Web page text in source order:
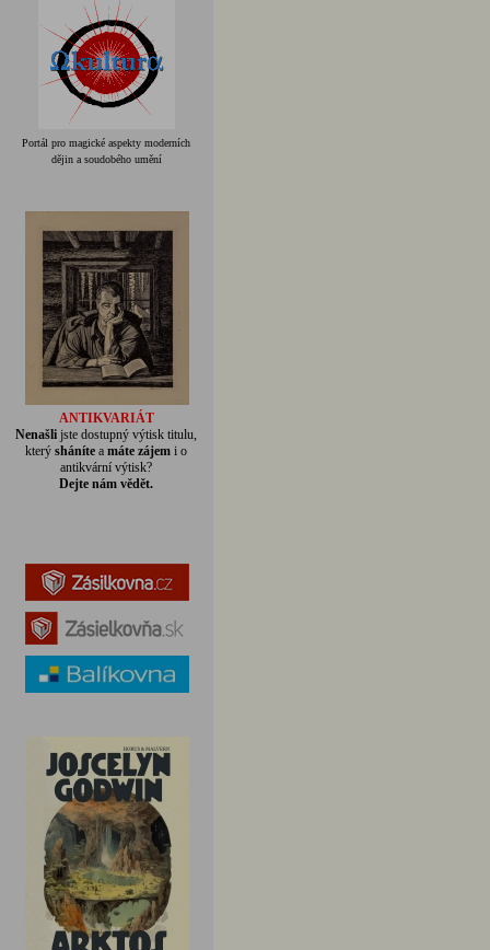
Portál pro magické aspekty moderních
dějin a soudobého umění
ANTIKVARIÁT
Nenašli jste dostupný výtisk titulu,
kterýsháníte amáte zájem i o
antikvární výtisk?
Dejte nám vědět.